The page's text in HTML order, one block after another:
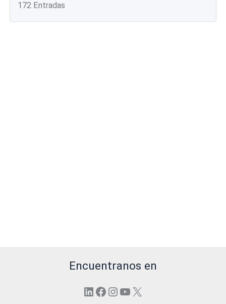
172 Entradas
Encuentranos en
LinkedIn
Facebook
Instagram
YouTube
X